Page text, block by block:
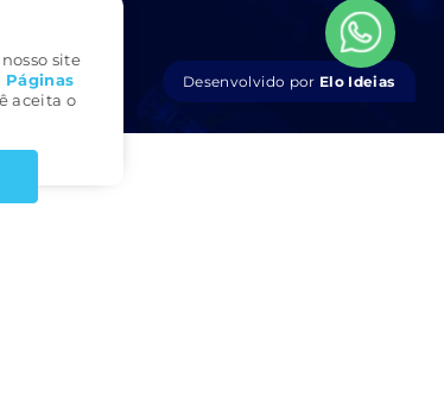
site
Páginas
aceita o
Desenvolvido por Elo Ideias